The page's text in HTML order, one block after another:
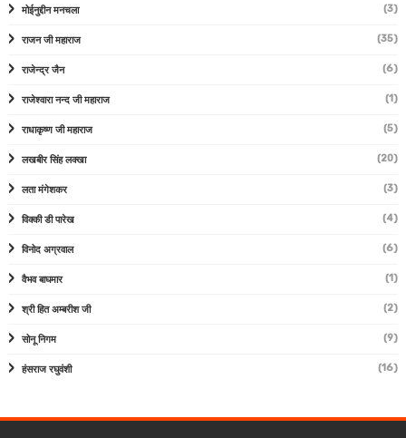
मोईनुद्दीन मनचला (3)
राजन जी महाराज (35)
राजेन्द्र जैन (6)
राजेश्वारा नन्द जी महाराज (1)
राधाकृष्ण जी महाराज (5)
लखबीर सिंह लक्खा (20)
लता मंगेशकर (3)
विक्की डी पारेख (4)
विनोद अग्रवाल (6)
वैभव बाघमार (1)
श्री हित अम्बरीश जी (2)
सोनू निगम (9)
हंसराज रघुवंशी (16)